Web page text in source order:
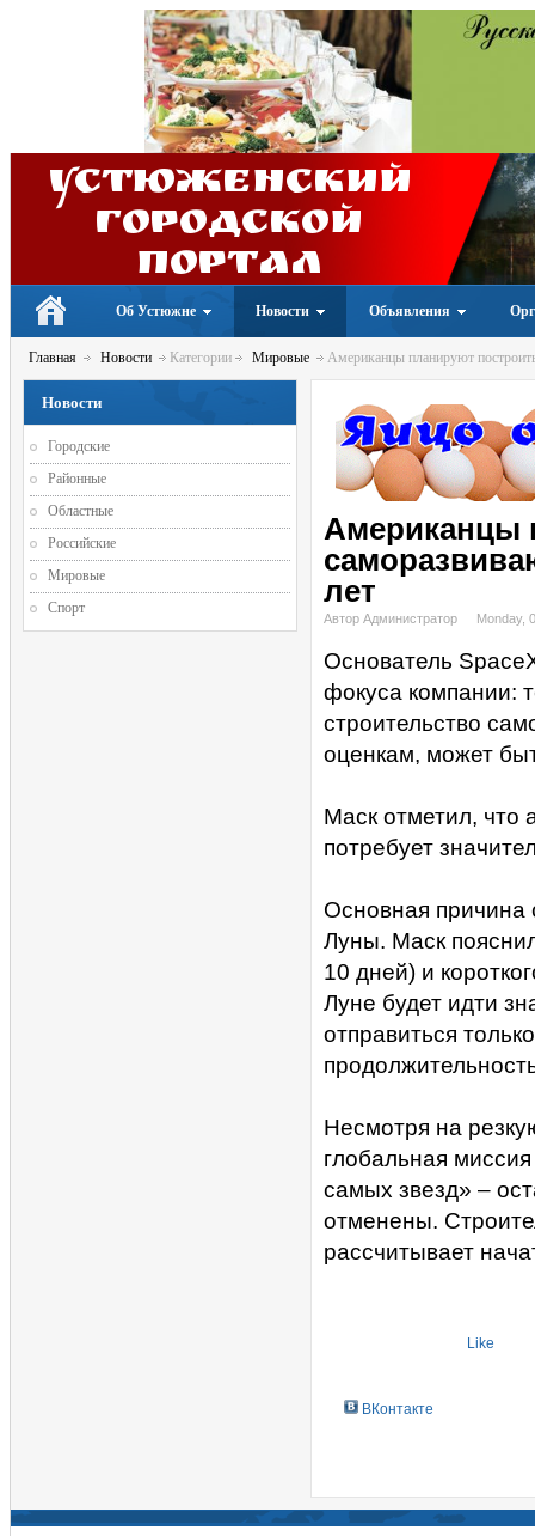
Устюженский
Городской
портал
Об Устюжне Новости Объявления
Главная Новости Категории Мировые Американцы планируют
Американцы
лет
Автор Администратор Monday,
Основатель
фокуса компании:
строительство
оценкам, может
Маск отметил, что
потребует
Основная причина
Луны. Маск
10 дней) и
Луне будет идти
отправиться
Несмотря на
глобальная
самых звезд» –
отменены.
рассчитывает
Like
ВКонтакте
Новости
Городские
Районные
Областные
Российские
Мировые
Спорт